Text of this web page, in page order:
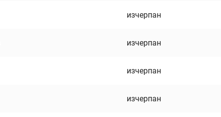
изчерпан
изчерпан
изчерпан
изчерпан